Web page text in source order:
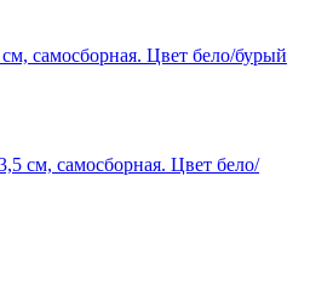
самосборная. Цвет бело/бурый
см, самосборная. Цвет бело/